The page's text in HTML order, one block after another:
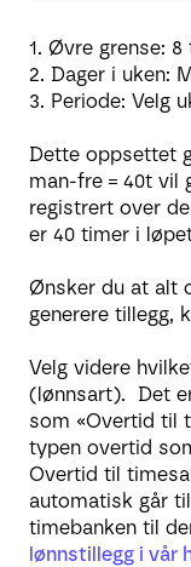
1. Øvre grense: 8
2. Dager i uken:
3. Periode: Velg
Dette oppsettet
man-fre = 40t vil
registrert over
er 40 timer i
Ønsker du at alt
generere tillegg,
Velg videre
(lønnsart).
Det
som «Overtid til
typen overtid
Overtid til
automatisk går
timebanken til
lønnstillegg i vår